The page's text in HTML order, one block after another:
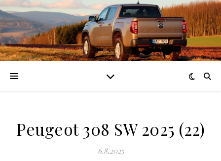
Peugeot 308 SW 2025 (22)
6.8.2025